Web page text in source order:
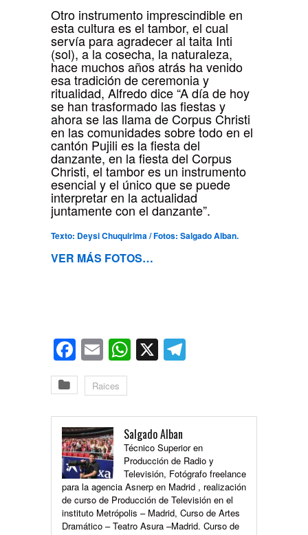
Otro instrumento imprescindible en
esta cultura es el tambor, el cual
servía para agradecer al taita Inti
(sol), a la cosecha, la naturaleza,
hace muchos años atrás ha venido
esa tradición de ceremonia y
ritualidad, Alfredo dice “A día de hoy
se han trasformado las fiestas y
ahora se las llama de Corpus Christi
en las comunidades sobre todo en el
cantón Pujili es la fiesta del
danzante, en la fiesta del Corpus
Christi, el tambor es un instrumento
esencial y el único que se puede
interpretar en la actualidad
juntamente con el danzante”.
Texto: Deysi Chuquirima / Fotos: Salgado Alban.
VER MÁS FOTOS…
Facebook
EmailWhatsApp
X
Raices
Salgado Alban
Técnico Superior en
Producción de Radio y
Televisión, Fotógrafo freelance
para la agencia Asnerp en Madrid , realización
de curso de Producción de Televisión en el
instituto Metrópolis – Madrid, Curso de Artes
Dramático – Teatro Asura –Madrid. Curso de